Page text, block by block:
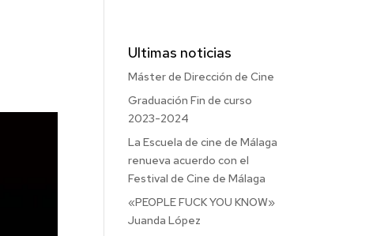
Ultimas noticias
Máster de Dirección de Cine
Graduación Fin de curso
2023-2024
La Escuela de cine de Málaga
renueva acuerdo con el
Festival de Cine de Málaga
«PEOPLE FUCK YOU KNOW»
Juanda López